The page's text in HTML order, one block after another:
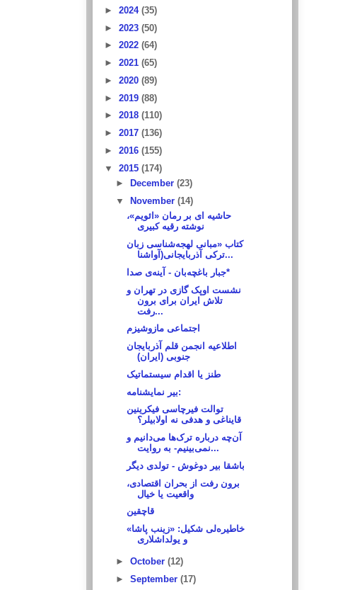
► 2024 (35)
► 2023 (50)
► 2022 (64)
► 2021 (65)
► 2020 (89)
► 2019 (88)
► 2018 (110)
► 2017 (136)
► 2016 (155)
▼ 2015 (174)
►
December (23)
▼
November (14)
حاشیه ای بر رمان «ائویم»،
نوشته رقیه کبیری
کتاب «مبانی لهجه‌شناسی زبان
ترکی آذربایجانی(آواشنا...
جبار باغچه‌بان - آینه‌ی صدا*
نشست اوپک گازی در تهران و
تلاش ایران برای برون
رفت...
اجتماعی مازوشیزم
اطلاعیه انجمن قلم آذربایجان
جنوبی (ایران)
طنز یا اقدام سیستماتیک
بیر نمایشنامه:
توالت فیرچاسی فیکرینین
قایناغی و هدفی نه اولابیلر؟
آن‌چه درباره ترک‌ها می‌دانیم و
نمی‌بینیم- به روایت...
باشقا بیر دوغوش - تولدی دیگر
برون رفت از بحران اقتصادی،
واقعیت یا خیال
قاچقین
خاطیره‌لی شکیل: «زینب پاشا»
و یولداشلاری
► October (12)
► September (17)